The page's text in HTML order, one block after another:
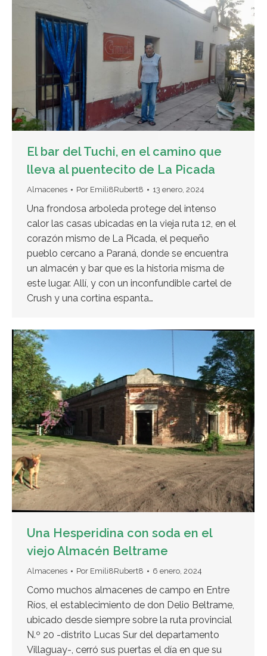
El bar del Tuchi, en el camino que
lleva al puentecito de La Picada
Almacenes Por Emili8Rubert8 13 enero, 2024
Una frondosa arboleda protege del intenso
calor las casas ubicadas en la vieja ruta 12, en el
corazón mismo de La Picada, el pequeño
pueblo cercano a Paraná, donde se encuentra
un almacén y bar que es la historia misma de
este lugar. Allí, y con un inconfundible cartel de
Crush y una cortina espanta…
Una Hesperidina con soda en el
viejo Almacén Beltrame
Almacenes Por Emili8Rubert8 6 enero, 2024
Como muchos almacenes de campo en Entre
Ríos, el establecimiento de don Delio Beltrame,
ubicado desde siempre sobre la ruta provincial
N.º 20 -distrito Lucas Sur del departamento
Villaguay-, cerró sus puertas el día en que su